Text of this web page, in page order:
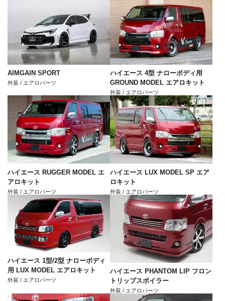
AIMGAIN SPORT
外装 / エアロパーツ
ハイエース 4型 ナローボディ用
GROUND MODEL エアロキット
外装 / エアロパーツ
ハイエース RUGGER MODEL エ
アロキット
外装 / エアロパーツ
ハイエース LUX MODEL SP エア
ロキット
外装 / エアロパーツ
ハイエース 1型/2型 ナローボディ
用 LUX MODEL エアロキット
外装 / エアロパーツ
ハイエース PHANTOM LIP フロン
トリップスポイラー
外装 / エアロパーツ